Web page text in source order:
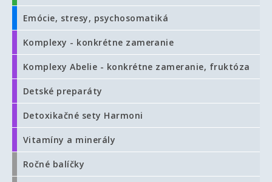
Emócie, stresy, psychosomatiká
Komplexy - konkrétne zameranie
Komplexy Abelie - konkrétne zameranie, fruktóza
Detské preparáty
Detoxikačné sety Harmoni
Vitamíny a minerály
Ročné balíčky